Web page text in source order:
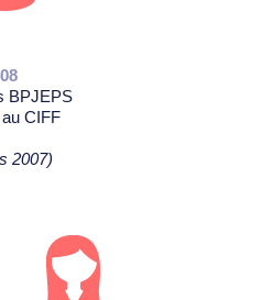
BPJEPS
CIFF
2007)